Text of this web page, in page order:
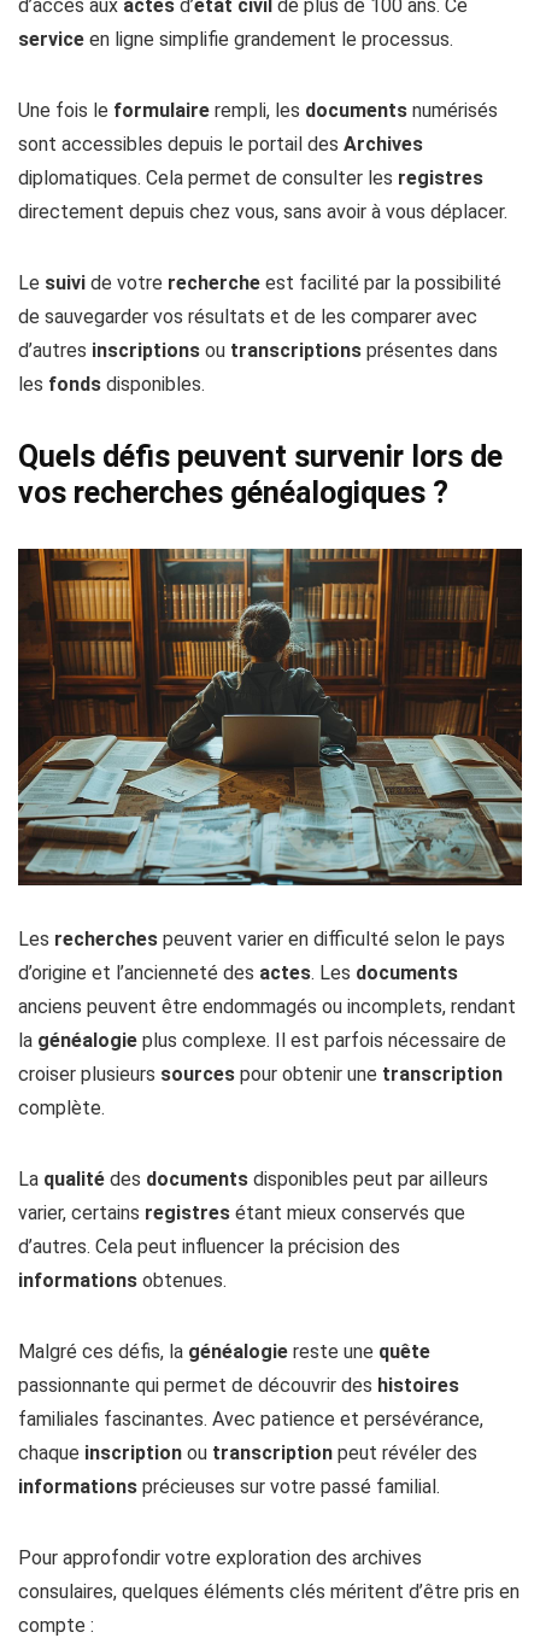
d’accès aux actes d’état civil de plus de 100 ans. Ce
service en ligne simplifie grandement le processus.
Une fois le formulaire rempli, les documents numérisés
sont accessibles depuis le portail des Archives
diplomatiques. Cela permet de consulter les registres
directement depuis chez vous, sans avoir à vous déplacer.
Le suivi de votre recherche est facilité par la possibilité
de sauvegarder vos résultats et de les comparer avec
d’autres inscriptions ou transcriptions présentes dans
les fonds disponibles.
Quels défis peuvent survenir lors de
vos recherches généalogiques ?
Les recherches peuvent varier en difficulté selon le pays
d’origine et l’ancienneté des actes. Les documents
anciens peuvent être endommagés ou incomplets, rendant
la généalogie plus complexe. Il est parfois nécessaire de
croiser plusieurs sources pour obtenir une transcription
complète.
La qualité des documents disponibles peut par ailleurs
varier, certains registres étant mieux conservés que
d’autres. Cela peut influencer la précision des
informations obtenues.
Malgré ces défis, la généalogie reste une quête
passionnante qui permet de découvrir des histoires
familiales fascinantes. Avec patience et persévérance,
chaque inscription ou transcription peut révéler des
informations précieuses sur votre passé familial.
Pour approfondir votre exploration des archives
consulaires, quelques éléments clés méritent d’être pris en
compte :